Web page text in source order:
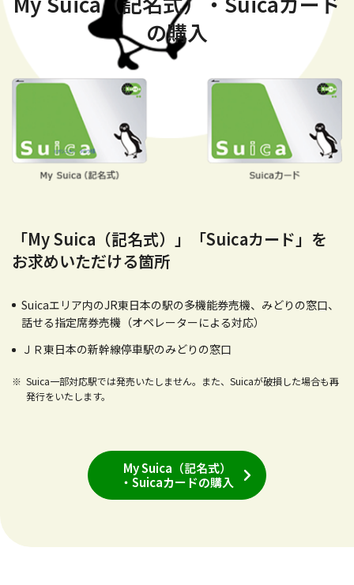
の購入
「My Suica（記名式）」「Suicaカード」を
お求めいただける箇所
Suicaエリア内のJR東日本の駅の多機能券売機、みどりの窓口、
話せる指定席券売機（オペレーターによる対応）
ＪＲ東日本の新幹線停車駅のみどりの窓口
Suica一部対応駅では発売いたしません。また、Suicaが破損した場合も再
発行をいたします。
My Suica（記名式）
・Suicaカードの購入